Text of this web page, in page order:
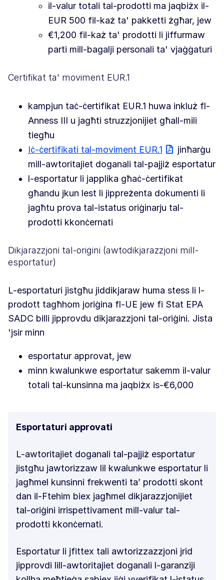
il-valur totali tal-prodotti ma jaqbiżx il-
EUR 500 fil-każ ta' pakketti żgħar, jew
€1,200 fil-każ ta' prodotti li jiffurmaw
parti mill-bagalji personali ta' vjaġġaturi
Ċertifikat ta' moviment EUR.1
kampjun taċ-ċertifikat EUR.1 huwa inkluż fl-
Anness III u jagħti struzzjonijiet għall-mili
tiegħu
Iċ-ċertifikati tal-moviment EUR.1
jinħarġu
mill-awtoritajiet doganali tal-pajjiż esportatur
l-esportatur li japplika għaċ-ċertifikat
għandu jkun lest li jippreżenta dokumenti li
jagħtu prova tal-istatus oriġinarju tal-
prodotti kkonċernati
Dikjarazzjoni tal-oriġini (awtodikjarazzjoni mill-
esportatur)
L-esportaturi jistgħu jiddikjaraw huma stess li l-
prodott tagħhom joriġina fl-UE jew fi Stat EPA
SADC billi jipprovdu dikjarazzjoni tal-oriġini. Jista
'jsir minn
esportatur approvat, jew
minn kwalunkwe esportatur sakemm il-valur
totali tal-kunsinna ma jaqbiżx is-€6,000
Esportaturi approvati
L-awtoritajiet doganali tal-pajjiż esportatur
jistgħu jawtorizzaw lil kwalunkwe esportatur li
jagħmel kunsinni frekwenti ta’ prodotti skont
dan il-Ftehim biex jagħmel dikjarazzjonijiet
tal-oriġini irrispettivament mill-valur tal-
prodotti kkonċernati.
Esportatur li jfittex tali awtorizzazzjoni jrid
jipprovdi lill-awtoritajiet doganali l-garanziji